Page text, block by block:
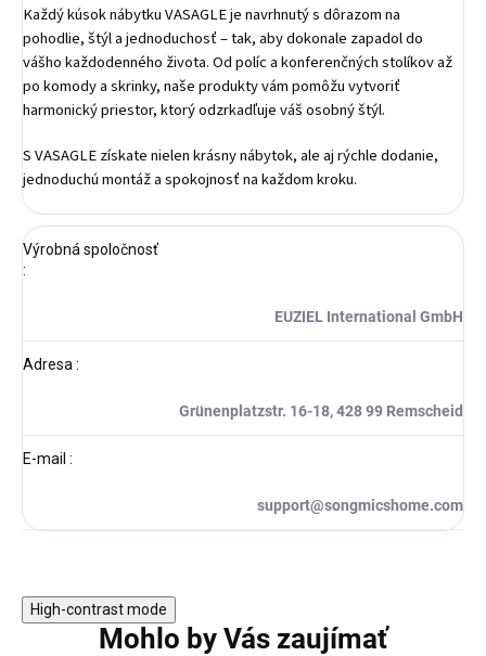
Každý kúsok nábytku VASAGLE je navrhnutý s dôrazom na
pohodlie, štýl a jednoduchosť – tak, aby dokonale zapadol do
vášho každodenného života. Od políc a konferenčných stolíkov až
po komody a skrinky, naše produkty vám pomôžu vytvoriť
harmonický priestor, ktorý odzrkadľuje váš osobný štýl.
S VASAGLE získate nielen krásny nábytok, ale aj rýchle dodanie,
jednoduchú montáž a spokojnosť na každom kroku.
Výrobná spoločnosť
:
EUZIEL International GmbH
Adresa :
Grünenplatzstr. 16-18, 428 99 Remscheid
E-mail :
support@songmicshome.com
High-contrast mode
Mohlo by Vás zaujímať